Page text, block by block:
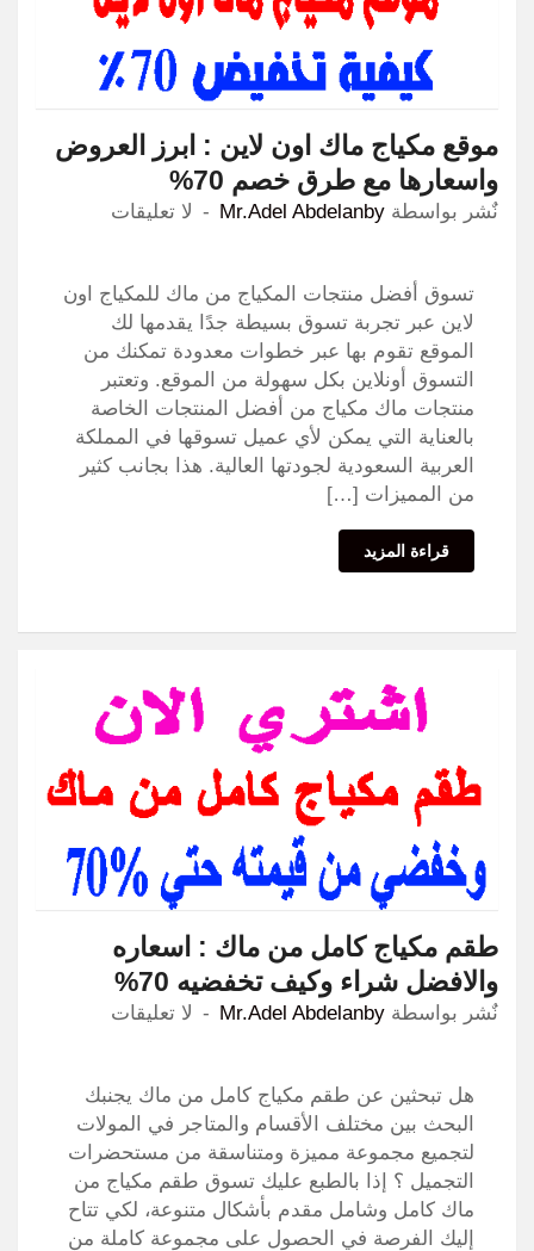
موقع مكياج ماك اون لاين : ابرز العروض
واسعارها مع طرق خصم 70%
نٌشر بواسطة Mr.Adel Abdelanby لا تعليقات
تسوق أفضل منتجات المكياج من ماك للمكياج اون
لاين عبر تجربة تسوق بسيطة جدًا يقدمها لك
الموقع تقوم بها عبر خطوات معدودة تمكنك من
التسوق أونلاين بكل سهولة من الموقع. وتعتبر
منتجات ماك مكياج من أفضل المنتجات الخاصة
بالعناية التي يمكن لأي عميل تسوقها في المملكة
العربية السعودية لجودتها العالية. هذا بجانب كثير
من المميزات […]
قراءة المزيد
طقم مكياج كامل من ماك : اسعاره
والافضل شراء وكيف تخفضيه 70%
نٌشر بواسطة Mr.Adel Abdelanby لا تعليقات
هل تبحثين عن طقم مكياج كامل من ماك يجنبك
البحث بين مختلف الأقسام والمتاجر في المولات
لتجميع مجموعة مميزة ومتناسقة من مستحضرات
التجميل ؟ إذا بالطبع عليك تسوق طقم مكياج من
ماك كامل وشامل مقدم بأشكال متنوعة، لكي تتاح
إليك الفرصة في الحصول على مجموعة كاملة من